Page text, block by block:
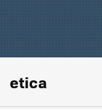
etica